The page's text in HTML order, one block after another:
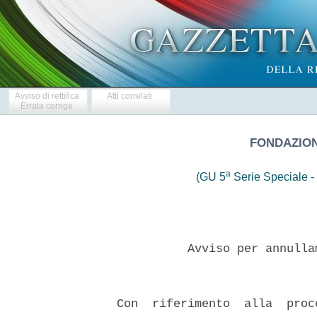
Avviso di rettifica
Errata corrige
Atti correlati
(GU 5aSerie Speciale -
Avviso per
Con  riferimento  alla